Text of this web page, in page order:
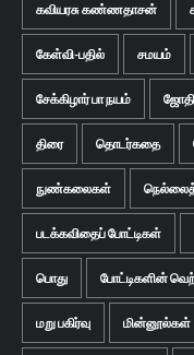
கவியரசு கண்ணதாசன்
கேள்வி-பதில் சமயம்
சேக்கிழார் பா நயம்
திரை தொடர்கதை
நுண்கலைகள் நெல்லைத்
படக்கவிதைப் போட்டிகள்
பொது போட்டிகளின்
மறு பகிர்வு மின்னூல்கள்